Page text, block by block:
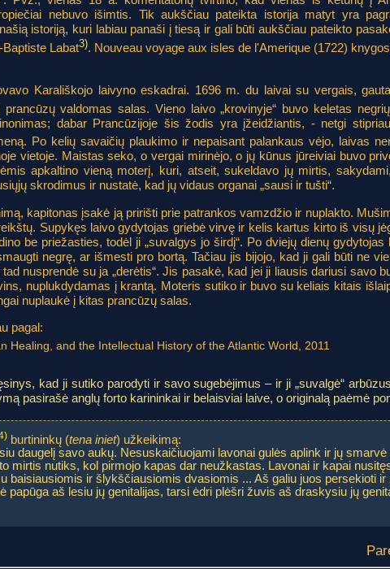
nebuvo išimtis. Tik aukščiau pateikta istorija matyt yra
istoriją, kuri labiau panaši į tiesą ir gali būti aukščiau pateikto
Labat3). Nouveau voyage aux isles de l'Amerique (1722)
Karališkojo laivyno eskadrai. 1696 m. du laivai su vergais,
valdomas salas. Vieno laivo „krovinyje“ buvo keletas
dabar Prancūzijoje šis žodis yra įžeidžiantis, - netgi
Po kelių savaičių plaukimo ir nepaisant palankaus vėjo, laivas
vietoje. Maistas seko, o vergai mirinėjo, o jų kūnus jūreiviai buvo
apkaltino vieną moterį, kuri, atseit, sukeldavo jų mirtis,
skrodimus ir nustatė, kad jų vidaus organai „sausi ir tušti“.
kapitonas įsakė ją pririšti prie patrankos vamzdžio ir nuplakto.
Supykęs laivo gydytojas griebė virvę ir kelis kartus kirto iš visų
be priežasties, todėl ji „suvalgys jo širdį“. Po dviejų dienų
negrę, ar išmesti pro bortą. Tačiau jis bijojo, kad ji gali būti ne
nusprendė su ja „derėtis“. Jis pasakė, kad jei ji liausis dariusi savo
nuplukdydamas į krantą. Moteris sutiko ir buvo su keliais kitais
nuplaukė į kitas prancūzų salas.
pagal:
Healing, and the Intellectual History of the Atlantic World, 2011
kad ji sutiko parodyti ir savo sugebėjimus – ir ji „suvalgė“
pasirašė anglų forto karininkai ir belaisviai laive, o originalą paėmė
burtininkų (tena iniet) užkeikimą:
daugelį savo aukų. Nesuskaičiuojami lavonai gulės aplink ir jų smarvė
mirtis nutiks, kol pirmojo kapas dar neužkastas. Lavonai ir kapai
baisiausiomis ir šlykščiausiomis dvasiomis ... Aš galiu juos persekioti ir
papūga aš lesiu jų genitalijas, tarsi ėdri plėšri žuvis aš draskysiu jų